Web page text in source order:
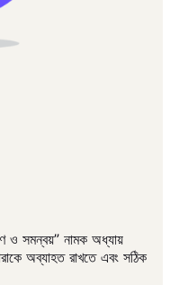
ও সমন্বয়” নামক অধ্যায়
অব্যাহত রাখতে এবং সঠিক